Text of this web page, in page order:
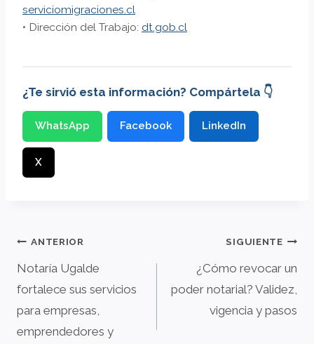
serviciomigraciones.cl
• Dirección del Trabajo: dt.gob.cl
¿Te sirvió esta información? Compártela 👇
WhatsApp Facebook LinkedIn
X
Navegación
de
entradas
ANTERIOR
Notaría Ugalde
fortalece sus servicios
para empresas,
emprendedores y
SIGUIENTE
¿Cómo revocar un
poder notarial? Validez,
vigencia y pasos